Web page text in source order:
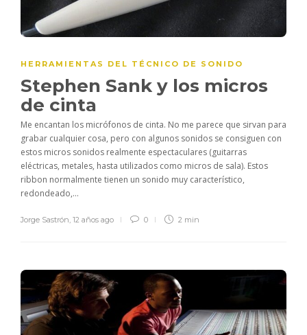
HERRAMIENTAS DEL TÉCNICO DE SONIDO
Stephen Sank y los micros
de cinta
Me encantan los micrófonos de cinta. No me parece que sirvan para
grabar cualquier cosa, pero con algunos sonidos se consiguen con
estos micros sonidos realmente espectaculares (guitarras
eléctricas, metales, hasta utilizados como micros de sala). Estos
ribbon normalmente tienen un sonido muy característico,
redondeado,...
Jorge Sastrón, 12 años ago 0 2 min